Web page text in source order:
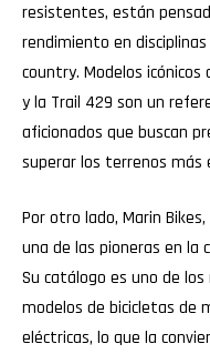
resistentes, están
rendimiento en
country. Modelos
y la Trail 429 son un
aficionados que buscan
superar los terrenos más
Por otro lado, Marin
una de las pioneras en la
Su catálogo es uno de
modelos de bicicletas de
eléctricas, lo que la